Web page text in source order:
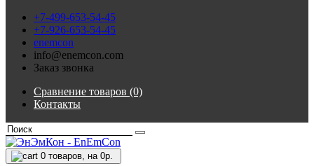
+7-499-653-54-45
+7-926-653-54-45
enemcon
info@enemcon.com
Заказ звонка
Сравнение товаров (0)
Контакты
0 товаров, на 0р.